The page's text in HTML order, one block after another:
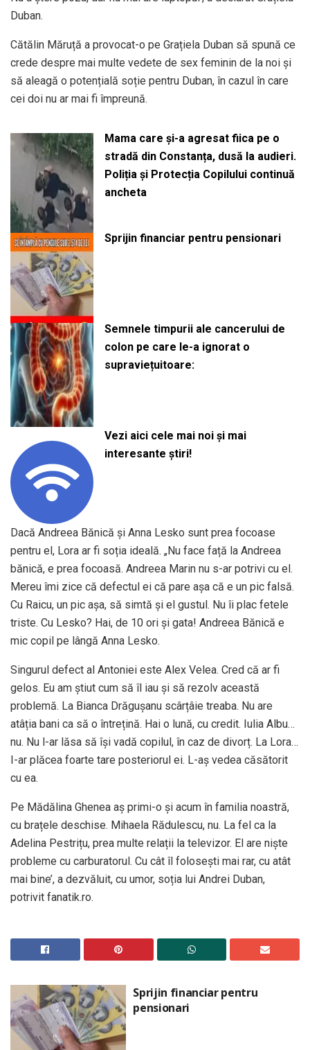
Duban.
Cătălin Măruță a provocat-o pe Grațiela Duban să spună ce
crede despre mai multe vedete de sex feminin de la noi și
să aleagă o potențială soție pentru Duban, în cazul în care
cei doi nu ar mai fi împreună.
Mama care și-a agresat fiica pe o
stradă din Constanța, dusă la audieri.
Poliția și Protecția Copilului continuă
ancheta
Sprijin financiar pentru pensionari
Semnele timpurii ale cancerului de
colon pe care le-a ignorat o
supraviețuitoare:
Vezi aici cele mai noi și mai
interesante știri!
Dacă Andreea Bănică și Anna Lesko sunt prea focoase
pentru el, Lora ar fi soția ideală. „Nu face față la Andreea
bănică, e prea focoasă. Andreea Marin nu s-ar potrivi cu el.
Mereu îmi zice că defectul ei că pare așa că e un pic falsă.
Cu Raicu, un pic așa, să simtă și el gustul. Nu îi plac fetele
triste. Cu Lesko? Hai, de 10 ori și gata! Andreea Bănică e
mic copil pe lângă Anna Lesko.
Singurul defect al Antoniei este Alex Velea. Cred că ar fi
gelos. Eu am știut cum să îl iau și să rezolv această
problemă. La Bianca Drăgușanu scârțâie treaba. Nu are
atâția bani ca să o întrețină. Hai o lună, cu credit. Iulia Albu…
nu. Nu l-ar lăsa să își vadă copilul, în caz de divorț. La Lora…
I-ar plăcea foarte tare posteriorul ei. L-aș vedea căsătorit
cu ea.
Pe Mădălina Ghenea aș primi-o și acum în familia noastră,
cu brațele deschise. Mihaela Rădulescu, nu. La fel ca la
Adelina Pestrițu, prea multe relații la televizor. El are niște
probleme cu carburatorul. Cu cât îl folosești mai rar, cu atât
mai bine’, a dezvăluit, cu umor, soția lui Andrei Duban,
potrivit fanatik.ro.
Sprijin financiar pentru
pensionari